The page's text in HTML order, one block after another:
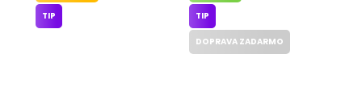
TIP TIP
DOPRAVA ZADARMO